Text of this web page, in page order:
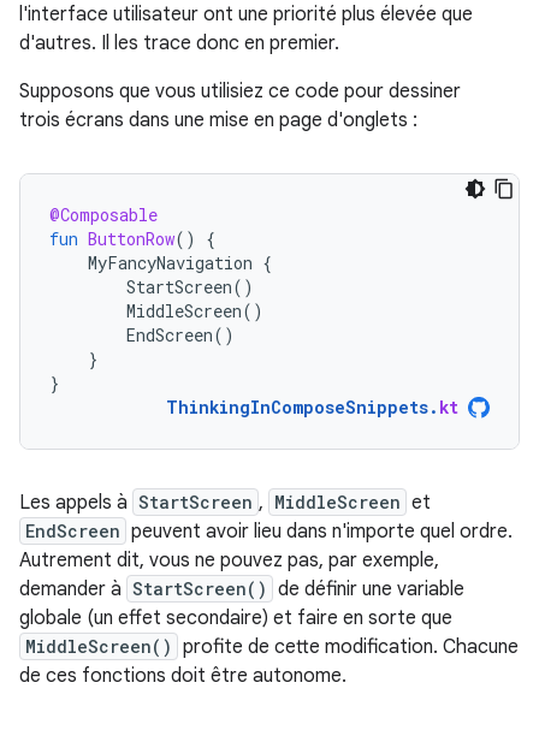
l'interface utilisateur ont une priorité plus élevée que
d'autres. Il les trace donc en premier.
Supposons que vous utilisiez ce code pour dessiner
trois écrans dans une mise en page d'onglets :
@Composable
fun ButtonRow()
{
MyFancyNavigation {
StartScreen()
MiddleScreen()
EndScreen()
}
}
ThinkingInComposeSnippets. kt
Les appels à StartScreen , MiddleScreen et
EndScreen peuvent avoir lieu dans n'importe quel ordre.
Autrement dit, vous ne pouvez pas, par exemple,
demander à StartScreen() de définir une variable
globale (un effet secondaire) et faire en sorte que
MiddleScreen() profite de cette modification. Chacune
de ces fonctions doit être autonome.